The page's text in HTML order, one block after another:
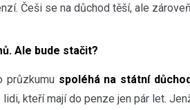
Češi se na důchod těší, ale
Ale bude stačit?
průzkumu spoléhá na státní
lidi, kteří mají do penze jen pár let.